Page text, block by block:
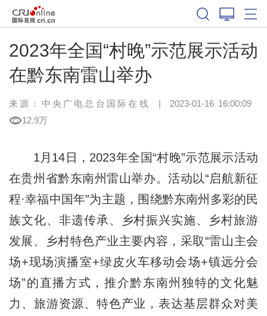
2023年全国“村晚”示范展示活动
在黔东南雷山举办
来源：中央广电总台国际在线 | 2023-01-16 16:00:09
12.9万
1月14日，2023年全国“村晚”示范展示活动
在贵州省黔东南州雷山举办。活动以“启航新征
程·幸福中国年”为主题，围绕黔东南州多彩的民
族文化、非遗传承、乡村振兴实施、乡村旅游
发展、乡村特色产业主要内容，采取“雷山主会
场+现场演播室+绿皮火车移动会场+镇远分会
场”的直播方式，推介黔东南州独特的文化魅
力、旅游资源、特色产业，表达基层群众对美